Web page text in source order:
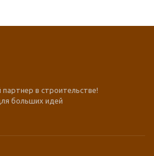
в строительстве!
больших идей